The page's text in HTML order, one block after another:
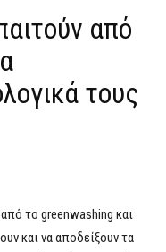
από
τους
το greenwashing και
και να αποδείξουν τα